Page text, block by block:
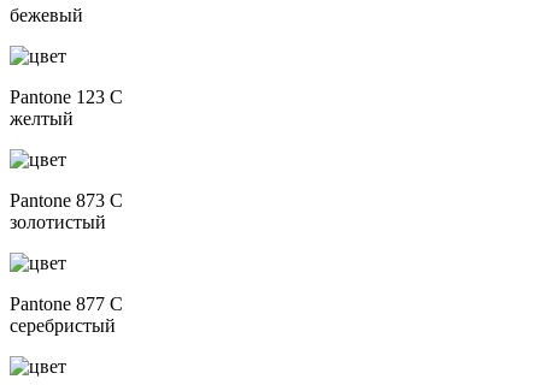
бежевый
Pantone 123 C
желтый
Pantone 873 C
золотистый
Pantone 877 C
серебристый